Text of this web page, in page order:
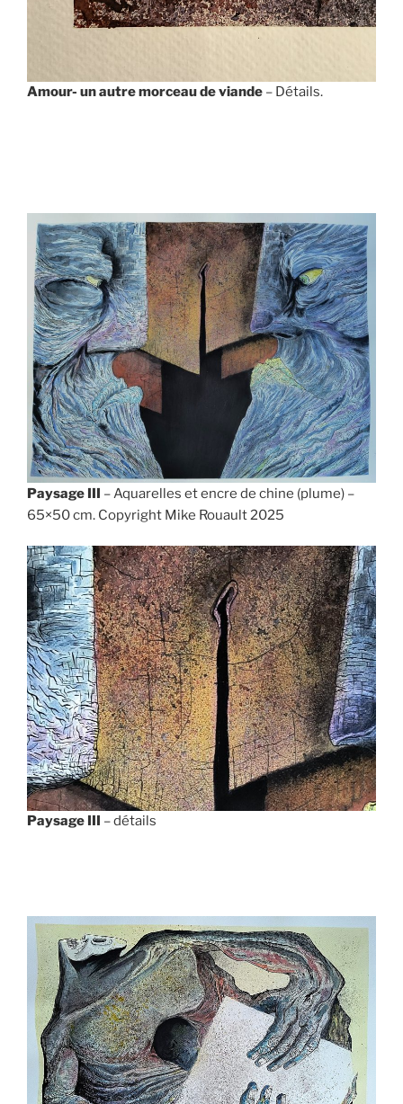
Amour- un autre morceau de viande – Détails.
Paysage III – Aquarelles et encre de chine (plume) –
65×50 cm. Copyright Mike Rouault 2025
Paysage III – détails